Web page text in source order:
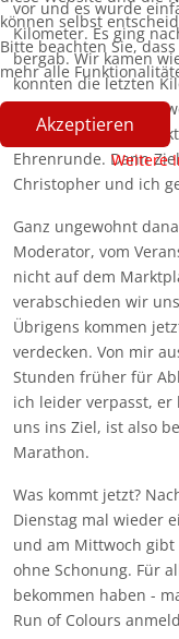
vor und es wurde
Kilometer. Es ging
bergab. Wir kamen
konnten die letzten
Ziel haben wir zum
drehen auf dem
Ehrenrunde. Dann
Christopher und ich
Ganz ungewohnt
Moderator, vom
nicht auf dem
verabschieden wir
Übrigens kommen
verdecken. Von mir
Stunden früher für
ich leider verpasst, er
uns ins Ziel, ist also
Marathon.
Was kommt jetzt?
Dienstag mal wieder
und am Mittwoch
ohne Schonung. Für
bekommen haben -
Run of Colours
können selbst
Bitte beachten Sie,
mehr alle
Akzeptieren
Weitere